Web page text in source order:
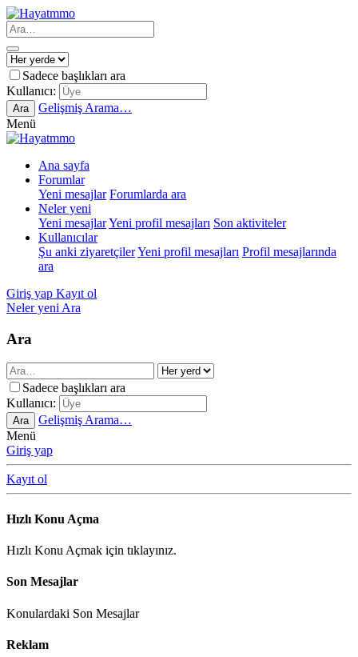
Sadece başlıkları ara
Kullanıcı:
Ara
Gelişmiş Arama…
Menü
Ana sayfa
Forumlar
Yeni mesajlar Forumlarda ara
Neler yeni
Yeni mesajlarYeni profil mesajları Son aktiviteler
Kullanıcılar
Şu anki ziyaretçilerYeni profil mesajları Profil mesajlarında
ara
Giriş yap Kayıt ol
Neler yeni Ara
Ara
Sadece başlıkları ara
Kullanıcı:
Ara
Gelişmiş Arama…
Menü
Giriş yap
Kayıt ol
Hızlı Konu Açma
Hızlı Konu Açmak için tıklayınız.
Son Mesajlar
Konulardaki Son Mesajlar
Reklam